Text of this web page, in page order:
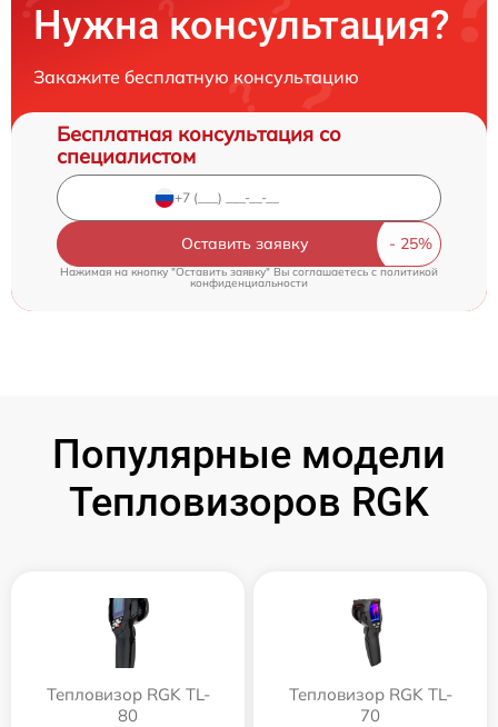
Нужна консультация?
Закажите бесплатную консультацию
Бесплатная консультация со
специалистом
Оставить заявку
Нажимая на кнопку "Оставить заявку" Вы соглашаетесь cполитикой
конфиденциальности
Популярные модели
Тепловизоров RGK
Тепловизор RGK TL-
80
Тепловизор RGK TL-
70